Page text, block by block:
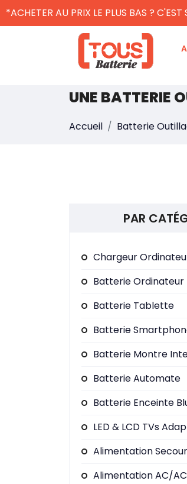
*ACHETER AU PRIX LE PLUS BAS ?
UNE BATTERIE
Accueil Batterie
PAR
Chargeur
Batterie
Batterie Tablette
Batterie
Batterie Montre
Batterie Automate
Batterie Enceinte
LED & LCD TVs
Alimentation
Alimentation AC/AC